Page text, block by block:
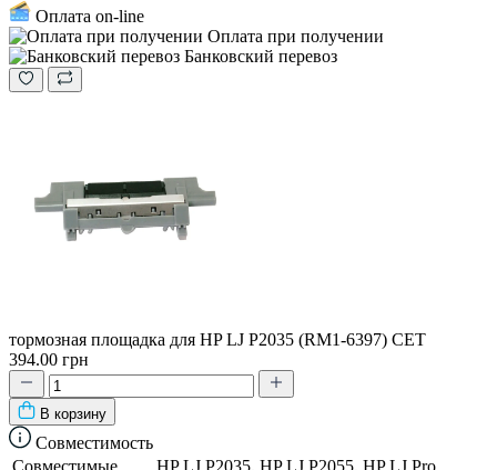
Оплата on-line
Оплата при получении
Банковский перевоз
тормозная площадка для HP LJ P2035 (RM1-6397) CET
394.00 грн
В корзину
Совместимость
Совместимые
HP LJ P2035, HP LJ P2055, HP LJ Pro